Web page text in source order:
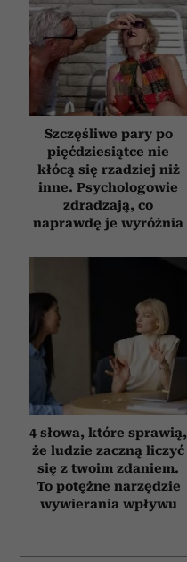
Szczęśliwe pary po
pięćdziesiątce nie
kłócą się rzadziej niż
inne. Psychologowie
zdradzają, co
naprawdę je wyróżnia
4 słowa, które sprawią,
że ludzie zaczną liczyć
się z twoim zdaniem.
To potężne narzędzie
wywierania wpływu